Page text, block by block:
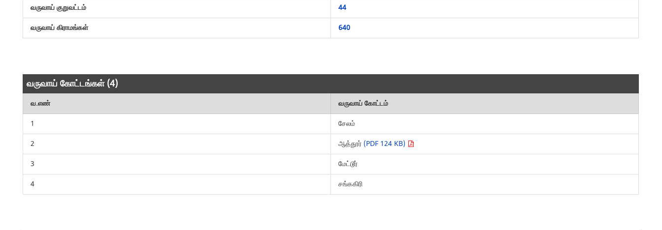
வருவாய் குறுவட்டம்
44
வருவாய் கிராமங்கள்
640
வருவாய் கோட்டங்கள் (4)
வ.எண்
வருவாய் கோட்டம்
1
சேலம்
2
ஆத்தூர் (PDF 124 KB)
3
மேட்டூர்
4
சங்ககிரி